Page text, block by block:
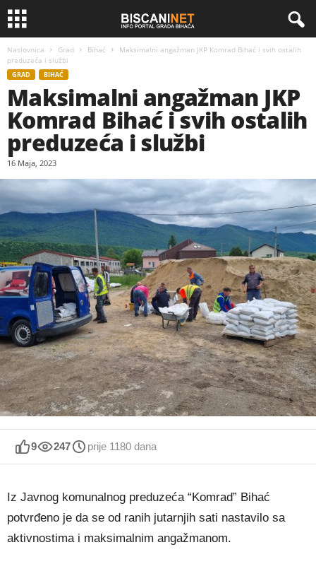
Naslovnica Grad Bihać
Maksimalni angažman JKP Komrad Bihać i svih ostalih
preduzeća i službi
GRAD BIHAĆ
Maksimalni angažman JKP
Komrad Bihać i svih ostalih
preduzeća i službi
16 Maja, 2023
9 247 prije 1180 dana
Iz Javnog komunalnog preduzeća “Komrad” Bihać
potvrđeno je da se od ranih jutarnjih sati nastavilo sa
aktivnostima i maksimalnim angažmanom.